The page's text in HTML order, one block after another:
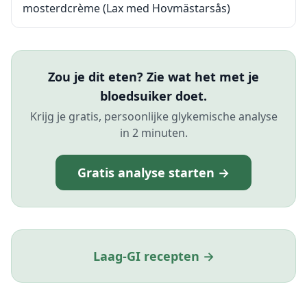
mosterdcrème (Lax med Hovmästarsås)
Zou je dit eten? Zie wat het met je
bloedsuiker doet.
Krijg je gratis, persoonlijke glykemische analyse
in 2 minuten.
Gratis analyse starten →
Laag-GI recepten →